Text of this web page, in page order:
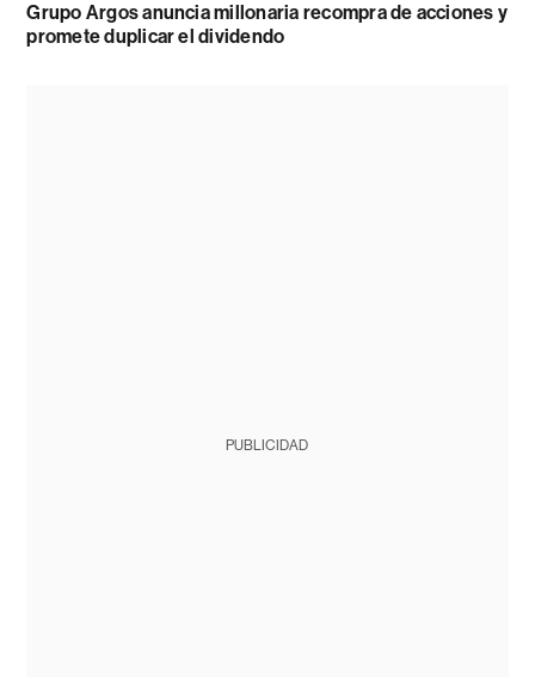
Grupo Argos anuncia millonaria recompra de acciones y
promete duplicar el dividendo
PUBLICIDAD